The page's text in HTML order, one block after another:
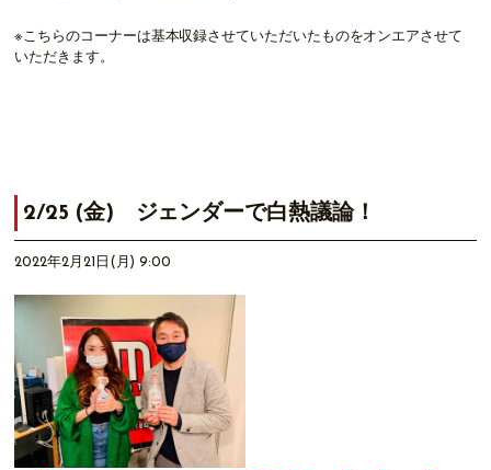
※こちらのコーナーは基本収録させていただいたものをオンエアさせて
いただきます。
2/25 (金) ジェンダーで白熱議論！
2022年2月21日(月) 9:00